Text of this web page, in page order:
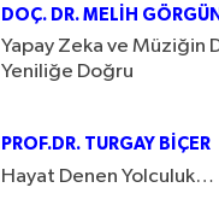
DOÇ. DR. MELIH GÖRGÜN
Yapay Zeka ve Müziğin
Yeniliğe Doğru
PROF.DR. TURGAY BIÇER
Hayat Denen Yolculuk…